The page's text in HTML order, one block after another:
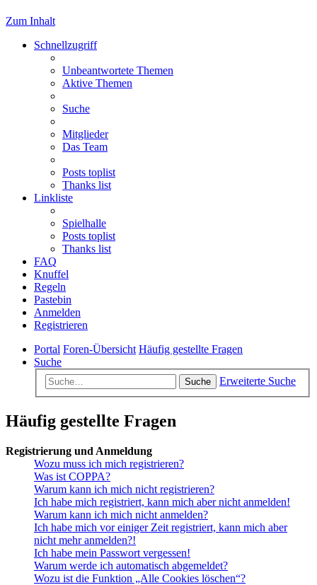
Zum Inhalt
Schnellzugriff
Unbeantwortete Themen
Aktive Themen
Suche
Mitglieder
Das Team
Posts toplist
Thanks list
Linkliste
Spielhalle
Posts toplist
Thanks list
FAQ
Knuffel
Regeln
Pastebin
Anmelden
Registrieren
Portal Foren-Übersicht Häufig gestellte Fragen
Suche
Suche Erweiterte Suche
Häufig gestellte Fragen
Registrierung und Anmeldung
Wozu muss ich mich registrieren?
Was ist COPPA?
Warum kann ich mich nicht registrieren?
Ich habe mich registriert, kann mich aber nicht anmelden!
Warum kann ich mich nicht anmelden?
Ich habe mich vor einiger Zeit registriert, kann mich aber
nicht mehr anmelden?!
Ich habe mein Passwort vergessen!
Warum werde ich automatisch abgemeldet?
Wozu ist die Funktion „Alle Cookies löschen“?